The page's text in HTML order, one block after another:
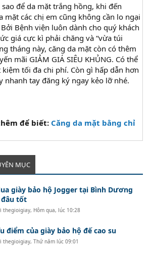
để da mặt trắng hồng, khi đến
mặt các chị em cũng không cần lo ngại
Bệnh viện luôn dành cho quý khách
giá cực kì phải chăng và “vừa túi
tháng này, căng da mặt còn có thêm
mãi GIẢM GIÁ SIÊU KHỦNG. Có thể
tối đa chi phí. Còn gì hấp dẫn hơn
nhanh tay đăng ký ngay kẻo lỡ nhé.
để biết: Căng da mặt bằng chỉ
MỤC
giày bảo hộ Jogger tại Bình Dương
tốt
thegioigiay, Hôm qua, lúc 10:28
điểm của giày bảo hộ đế cao su
thegioigiay,Thứ năm lúc 09:01